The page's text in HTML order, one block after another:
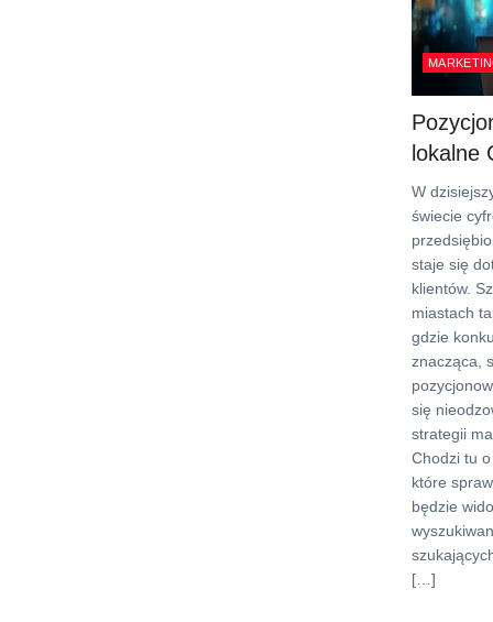
lokalne
W
świecie
staje się
klientów.
miastach
gdzie
znacząca,
się
strategii
Chodzi tu o
które
będzie
[…]